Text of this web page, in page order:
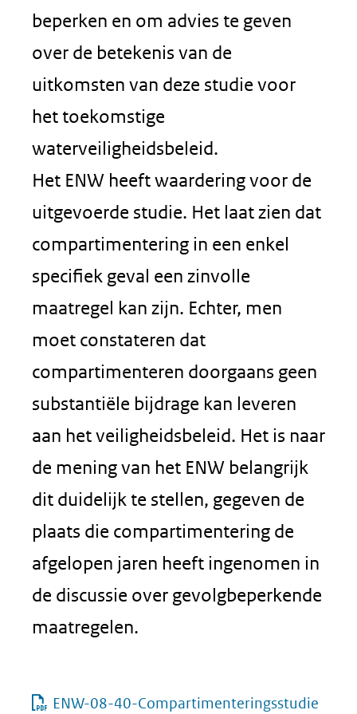
beperken en om advies te geven
over de betekenis van de
uitkomsten van deze studie voor
het toekomstige
waterveiligheidsbeleid.
Het ENW heeft waardering voor de
uitgevoerde studie. Het laat zien dat
compartimentering in een enkel
specifiek geval een zinvolle
maatregel kan zijn. Echter, men
moet constateren dat
compartimenteren doorgaans geen
substantiële bijdrage kan leveren
aan het veiligheidsbeleid. Het is naar
de mening van het ENW belangrijk
dit duidelijk te stellen, gegeven de
plaats die compartimentering de
afgelopen jaren heeft ingenomen in
de discussie over gevolgbeperkende
maatregelen.
ENW-08-40-Compartimenteringsstudie